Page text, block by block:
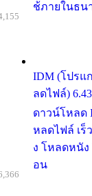
ช้ภายในธน
IDM (โปรแ
ลดไฟล์)
ดาวน์โหลด
หลดไฟล์ เร็
ง โหลดหนัง
อน